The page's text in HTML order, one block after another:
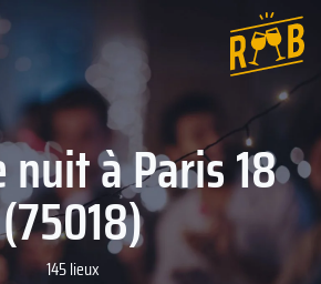
nuit à Paris 18
(75018)
145 lieux